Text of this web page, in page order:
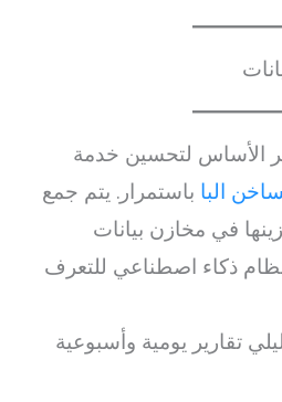
الأساس لتحسين خدمة
البا باستمرار. يتم جمع
في مخازن بيانات
ذكاء اصطناعي للتعرف
تقارير يومية وأسبوعية